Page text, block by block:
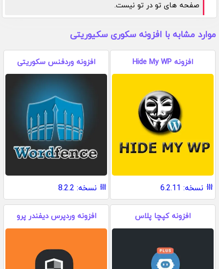
صفحه های تو در تو نیست.
موارد مشابه با افزونه سکوری سکیوریتی
افزونه Hide My WP
نسخه: 6.2.11
افزونه وردفنس سکوریتی
نسخه: 8.2.2
افزونه کپچا پلاس افزونه وردپرس دیفندر پرو